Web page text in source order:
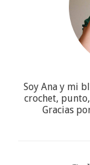
Soy Ana y mi
crochet,
Gracias